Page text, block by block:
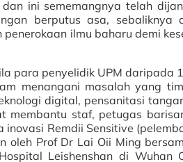
ini sememangnya telah
berputus asa, sebaliknya
ilmu baharu demi
para penyelidik UPM daripada
menangani masalah yang
digital, pensanitasi
membantu staf, petugas
Remdii Sensitive
oleh Prof Dr Lai Oii Ming
Leishenshan di Wuhan